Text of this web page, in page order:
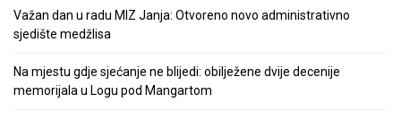
Važan dan u radu MIZ Janja: Otvoreno novo administrativno
sjedište medžlisa
Na mjestu gdje sjećanje ne blijedi: obilježene dvije decenije
memorijala u Logu pod Mangartom